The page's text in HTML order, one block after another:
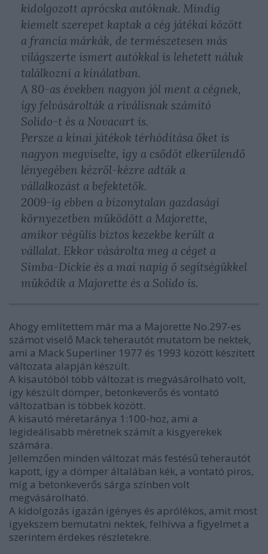
kidolgozott aprócska autóknak. Mindig
kiemelt szerepet kaptak a cég játékai között
a francia márkák, de természetesen más
világszerte ismert autókkal is lehetett náluk
találkozni a kínálatban.
A 80-as években nagyon jól ment a cégnek,
így felvásárolták a riválisnak számító
Solido-t és a Novacart is.
Persze a kínai játékok térhódítása őket is
nagyon megviselte, így a csődöt elkerülendő
lényegében kézről-kézre adták a
vállalkozást a befektetők.
2009-ig ebben a bizonytalan gazdasági
környezetben működött a Majorette,
amikor végülis biztos kezekbe került a
vállalat. Ekkor vásárolta meg a céget a
Simba-Dickie és a mai napig ő segítségükkel
működik a Majorette és a Solido is.
Ahogy említettem már ma a Majorette No.297-es
számot viselő Mack teherautót mutatom be nektek,
ami a Mack Superliner 1977 és 1993 között készített
változata alapján készült.
A kisautóból több változat is megvásárolható volt,
így készült dömper, betonkeverős és vontató
változatban is többek között.
A kisautó méretaránya 1:100-hoz, ami a
legideálisabb méretnek számít a kisgyerekek
számára.
Jellemzően minden változat más festésű teherautót
kapott, így a dömper általában kék, a vontató piros,
míg a betonkeverős sárga színben volt
megvásárolható.
A kidolgozás igazán igényes és aprólékos, amit most
igyekszem bemutatni nektek, felhívva a figyelmet a
szerintem érdekes részletekre.